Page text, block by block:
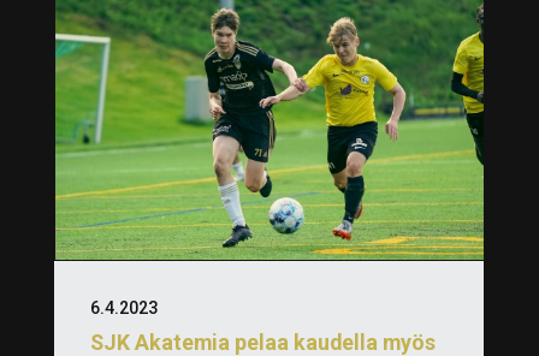
SJK Akatemia pelaa kaudella myös
6.4.2023